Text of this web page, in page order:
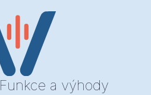
Funkce a výhody